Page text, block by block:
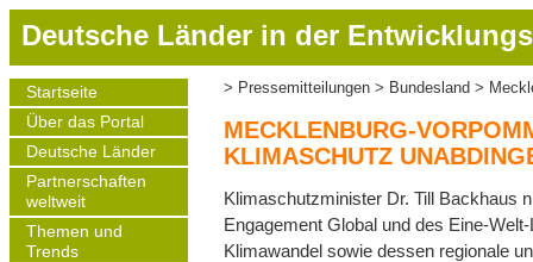
r
Deutsche Länder in der
Main
navigation
Startseite
Über das Portal
Deutsche Länder
Partnerschaften
weltweit
Themen und
Trends
Pfadnavigation
Pressemitteilungen Bundesland
MECKLENBURG-
KLIMASCHUTZ
Klimaschutzminister Dr. Till Backhaus
Engagement Global und des Eine-
Klimawandel sowie dessen regionale